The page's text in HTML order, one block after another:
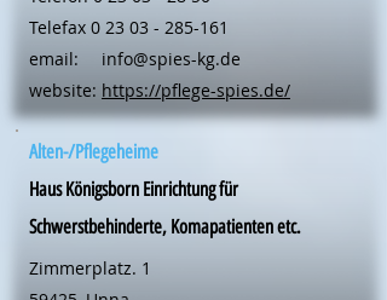
Telefax 0 23 03 - 285-161
email:
website:
info@spies-kg.de
https://pflege-spies.de/
Alten-/Pflegeheime
Haus Königsborn Einrichtung für
Schwerstbehinderte, Komapatienten etc.
Zimmerplatz. 1